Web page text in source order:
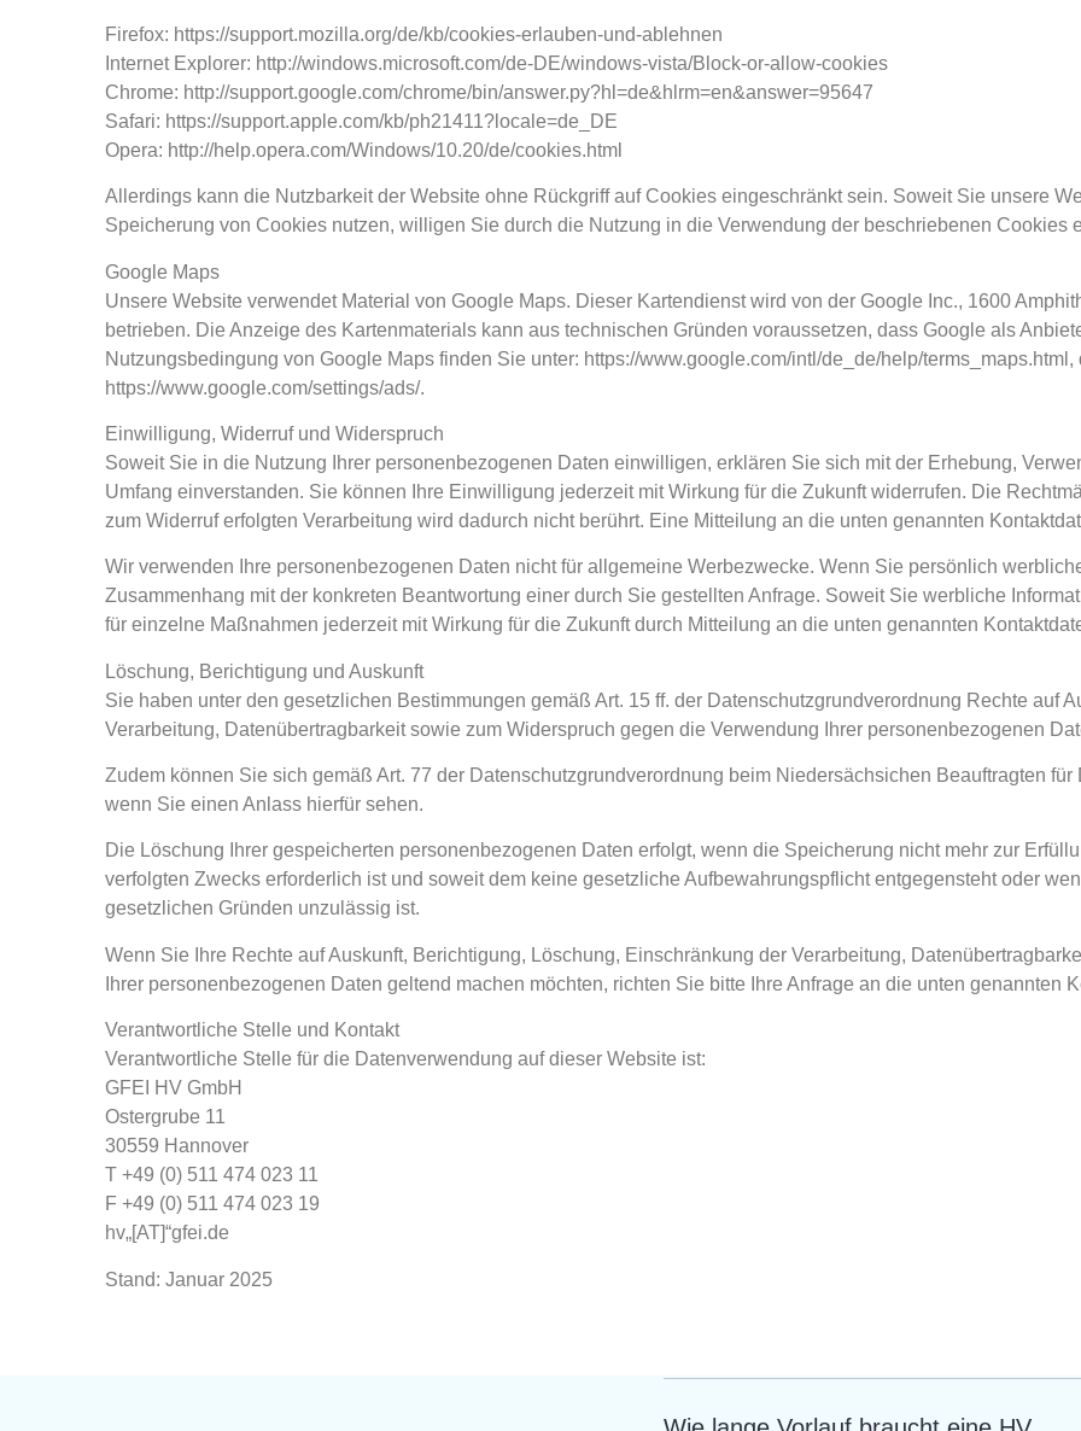
Firefox: https://support.mozilla.org/de/kb/cookies-erlauben-und-ablehnen
Internet Explorer: http://windows.microsoft.com/de-DE/windows-vista/Block-or-allow-cookies
Chrome: http://support.google.com/chrome/bin/answer.py?hl=de&hlrm=en&answer=95647
Safari: https://support.apple.com/kb/ph21411?locale=de_DE
Opera: http://help.opera.com/Windows/10.20/de/cookies.html
Allerdings kann die Nutzbarkeit der Website ohne Rückgriff auf Cookies eingeschränkt sein. Soweit Sie unsere
Speicherung von Cookies nutzen, willigen Sie durch die Nutzung in die Verwendung der beschriebenen Cookies
Google Maps
Unsere Website verwendet Material von Google Maps. Dieser Kartendienst wird von der Google Inc., 1600
betrieben. Die Anzeige des Kartenmaterials kann aus technischen Gründen voraussetzen, dass Google als
Nutzungsbedingung von Google Maps finden Sie unter: https://www.google.com/intl/de_de/help/
https://www.google.com/settings/ads/.
Einwilligung, Widerruf und Widerspruch
Soweit Sie in die Nutzung Ihrer personenbezogenen Daten einwilligen, erklären Sie sich mit der Erhebung,
Umfang einverstanden. Sie können Ihre Einwilligung jederzeit mit Wirkung für die Zukunft widerrufen. Die
zum Widerruf erfolgten Verarbeitung wird dadurch nicht berührt. Eine Mitteilung an die unten genannten
Wir verwenden Ihre personenbezogenen Daten nicht für allgemeine Werbezwecke. Wenn Sie persönlich
Zusammenhang mit der konkreten Beantwortung einer durch Sie gestellten Anfrage. Soweit Sie werbliche
für einzelne Maßnahmen jederzeit mit Wirkung für die Zukunft durch Mitteilung an die unten genannten
Löschung, Berichtigung und Auskunft
Sie haben unter den gesetzlichen Bestimmungen gemäß Art. 15 ff. der Datenschutzgrundverordnung Rechte auf
Verarbeitung, Datenübertragbarkeit sowie zum Widerspruch gegen die Verwendung Ihrer personenbezogenen
Zudem können Sie sich gemäß Art. 77 der Datenschutzgrundverordnung beim Niedersächsichen Beauftragten
wenn Sie einen Anlass hierfür sehen.
Die Löschung Ihrer gespeicherten personenbezogenen Daten erfolgt, wenn die Speicherung nicht mehr zur
verfolgten Zwecks erforderlich ist und soweit dem keine gesetzliche Aufbewahrungspflicht entgegensteht oder
gesetzlichen Gründen unzulässig ist.
Wenn Sie Ihre Rechte auf Auskunft, Berichtigung, Löschung, Einschränkung der Verarbeitung,
Ihrer personenbezogenen Daten geltend machen möchten, richten Sie bitte Ihre Anfrage an die unten genannten
Verantwortliche Stelle und Kontakt
Verantwortliche Stelle für die Datenverwendung auf dieser Website ist:
GFEI HV GmbH
Ostergrube 11
30559 Hannover
T +49 (0) 511 474 023 11
F +49 (0) 511 474 023 19
hv„[AT]“gfei.de
Stand: Januar 2025